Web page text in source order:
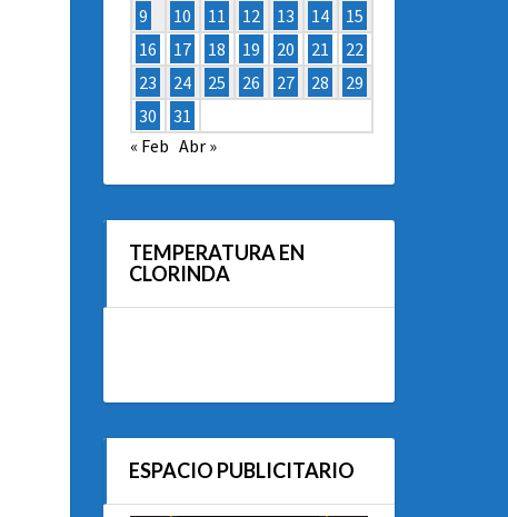
9
10 11 12 13 14
15
16
17 18 19 20 21
22
23
24 25 26 27 28
29
30
31
« Feb Abr »
TEMPERATURA EN
CLORINDA
ESPACIO PUBLICITARIO